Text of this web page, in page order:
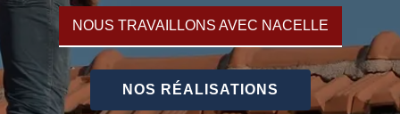
NOUS TRAVAILLONS AVEC NACELLE
NOS RÉALISATIONS